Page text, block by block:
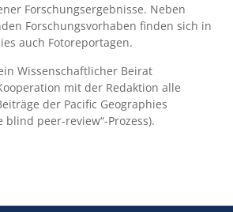
Forschungsergebnisse. Neben
Forschungsvorhaben finden sich in
auch Fotoreportagen.
Wissenschaftlicher Beirat
mit der Redaktion alle
der Pacific Geographies
peer-review“-Prozess).